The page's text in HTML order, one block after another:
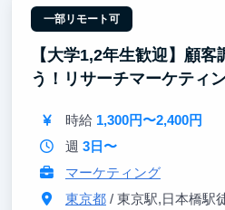
一部リモート可
【大学1,2年生歓迎】顧
う！リサーチマーケティ
時給 1,300円〜2,400円
週 3日〜
マーケティング
東京都/ 東京駅,日本橋駅徒歩10分/京橋